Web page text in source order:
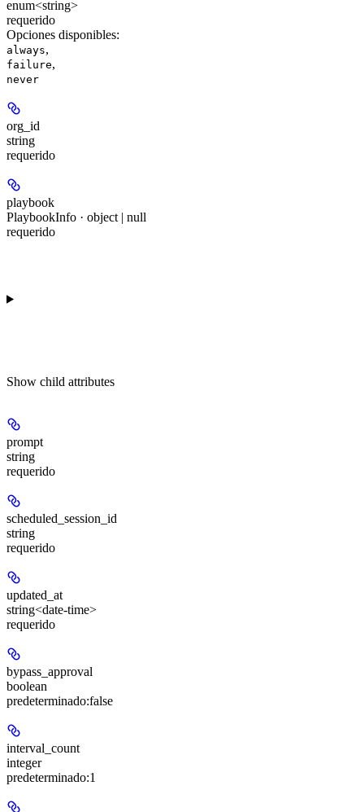
enum<string>
requerido
Opciones disponibles:
always,
failure,
never
org_id
string
requerido
playbook
PlaybookInfo · object | null
requerido
Show child attributes
prompt
string
requerido
scheduled_session_id
string
requerido
updated_at
string<date-time>
requerido
bypass_approval
boolean
predeterminado:false
interval_count
integer
predeterminado:1